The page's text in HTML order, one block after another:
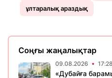
ұлтаралық араздық
Соңғы жаңалықтар
09.08.2026 17:28
«Дубайға